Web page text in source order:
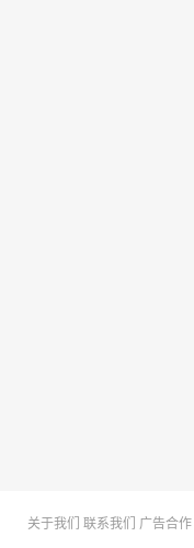
关于我们 联系我们 广告合作